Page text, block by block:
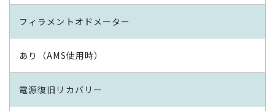
フィラメントオドメーター
あり（AMS使用時）
電源復旧リカバリー